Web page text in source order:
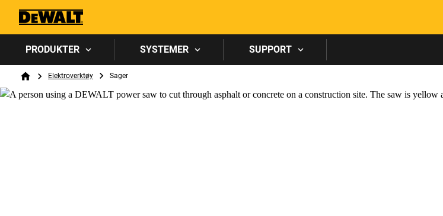
PRODUKTER SYSTEMER SUPPORT
Breadcrumb
HomeElektroverktøy Sager